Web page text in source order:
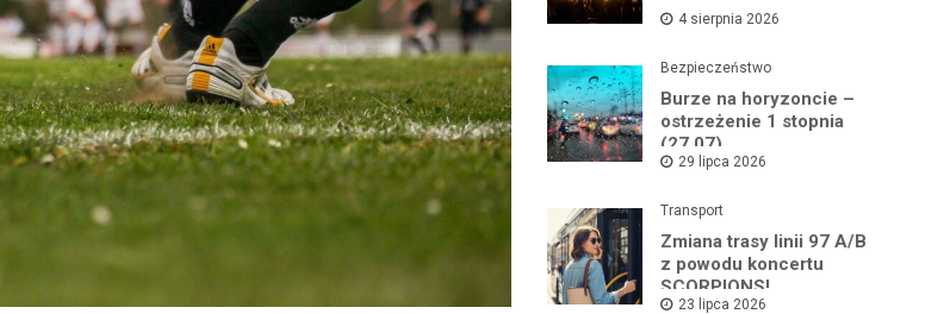
4 sierpnia 2026
Bezpieczeństwo
Burze na horyzoncie –
ostrzeżenie 1 stopnia
(27.07)
29 lipca 2026
Transport
Zmiana trasy linii 97 A/B
z powodu koncertu
SCORPIONS!
23 lipca 2026